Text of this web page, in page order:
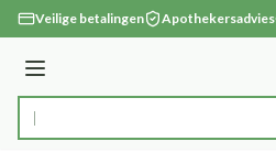
Ga naar de inhoud
Veilige betalingen Apothekersadvies
Menu
Product, merk, categorie...